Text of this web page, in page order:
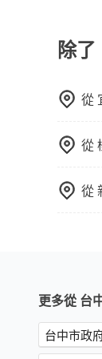
除
從
從
從
更多從 台
台中市政